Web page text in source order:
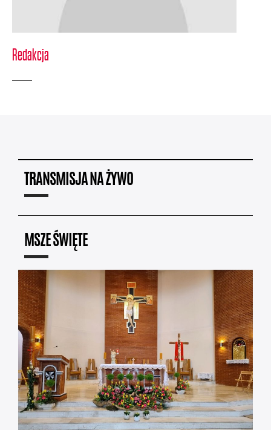
Redakcja
TRANSMISJA NA ŻYWO
MSZE ŚWIĘTE